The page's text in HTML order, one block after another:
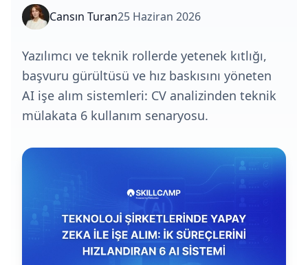
Cansın Turan25 Haziran 2026
Yazılımcı ve teknik rollerde yetenek kıtlığı,
başvuru gürültüsü ve hız baskısını yöneten
AI işe alım sistemleri: CV analizinden teknik
mülakata 6 kullanım senaryosu.